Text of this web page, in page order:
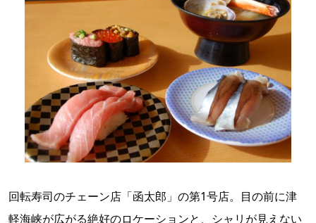
回転寿司のチェーン店「函太郎」の第1号店。目の前に津
軽海峡が広がる絶好のロケーションと、シャリが見えない